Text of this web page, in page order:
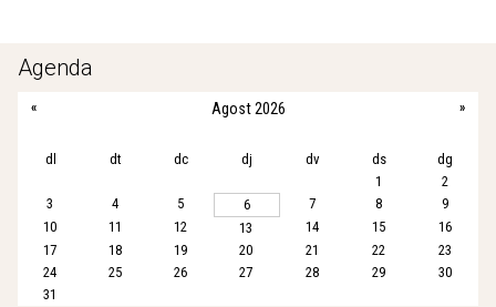
Agenda
Agost 2026
« »
dl dt dc dj dv ds
dg
1
2
3
4 5 6 7 8
9
10
11 12 13 14 15
16
17
18 19 20 21 22
23
24
25 26 27 28 29
30
31